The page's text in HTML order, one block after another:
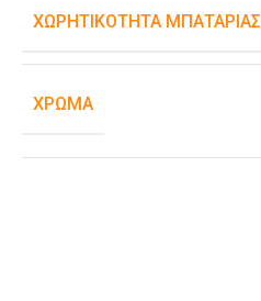
ΧΩΡΗΤΙΚΌΤΗΤΑ ΜΠΑΤΑΡΊΑΣ
ΧΡΏΜΑ